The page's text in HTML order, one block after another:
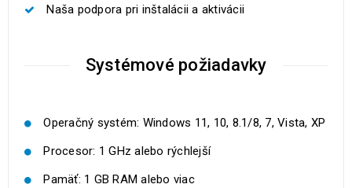
Naša podpora pri inštalácii a aktivácii
Systémové požiadavky
Operačný systém: Windows 11, 10, 8.1/8, 7, Vista, XP
Procesor: 1 GHz alebo rýchlejší
Pamäť: 1 GB RAM alebo viac